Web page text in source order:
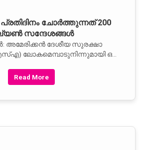
ചോര്‍ത്തുന്നത് 200
സന്ദേശങ്ങള്‍
അമേരിക്കന്‍ ദേശീയ സുരക്ഷാ
ലോകമെമ്പാടുനിന്നുമായി ഒരു
ഉദ്യോഗസ്ഥന്‍ എഡ്വേര്‍ഡ്
നിന്ന് ലഭിച്ച വിവരങ്ങളുടെ
Read More